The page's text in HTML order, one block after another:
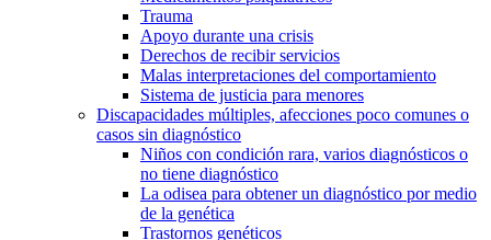
Trauma
Apoyo durante una crisis
Derechos de recibir servicios
Malas interpretaciones del comportamiento
Sistema de justicia para menores
Discapacidades múltiples, afecciones poco comunes o
casos sin diagnóstico
Niños con condición rara, varios diagnósticos o
no tiene diagnóstico
La odisea para obtener un diagnóstico por medio
de la genética
Trastornos genéticos